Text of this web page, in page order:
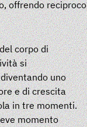
offrendo reciproco
corpo di
si
uno
e di crescita
in tre momenti.
momento